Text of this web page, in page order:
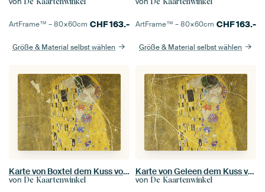
ArtFrame™ –80×60cm CHF163.-
Größe & Material selbst wählen
ArtFrame™ –80×60cm CHF163.-
Größe & Material selbst wählen
Karte von Boxtel dem Kuss von Gustav Klimt
von De Kaartenwinkel
Karte von Geleen dem Kuss von Gustav Klimt
von De Kaartenwinkel